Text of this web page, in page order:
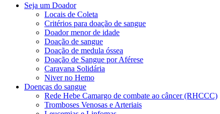
Seja um Doador
Locais de Coleta
Critérios para doação de sangue
Doador menor de idade
Doação de sangue
Doação de medula óssea
Doação de Sangue por Aférese
Caravana Solidária
Niver no Hemo
Doenças do sangue
Rede Hebe Camargo de combate ao câncer (RHCCC)
Tromboses Venosas e Arteriais